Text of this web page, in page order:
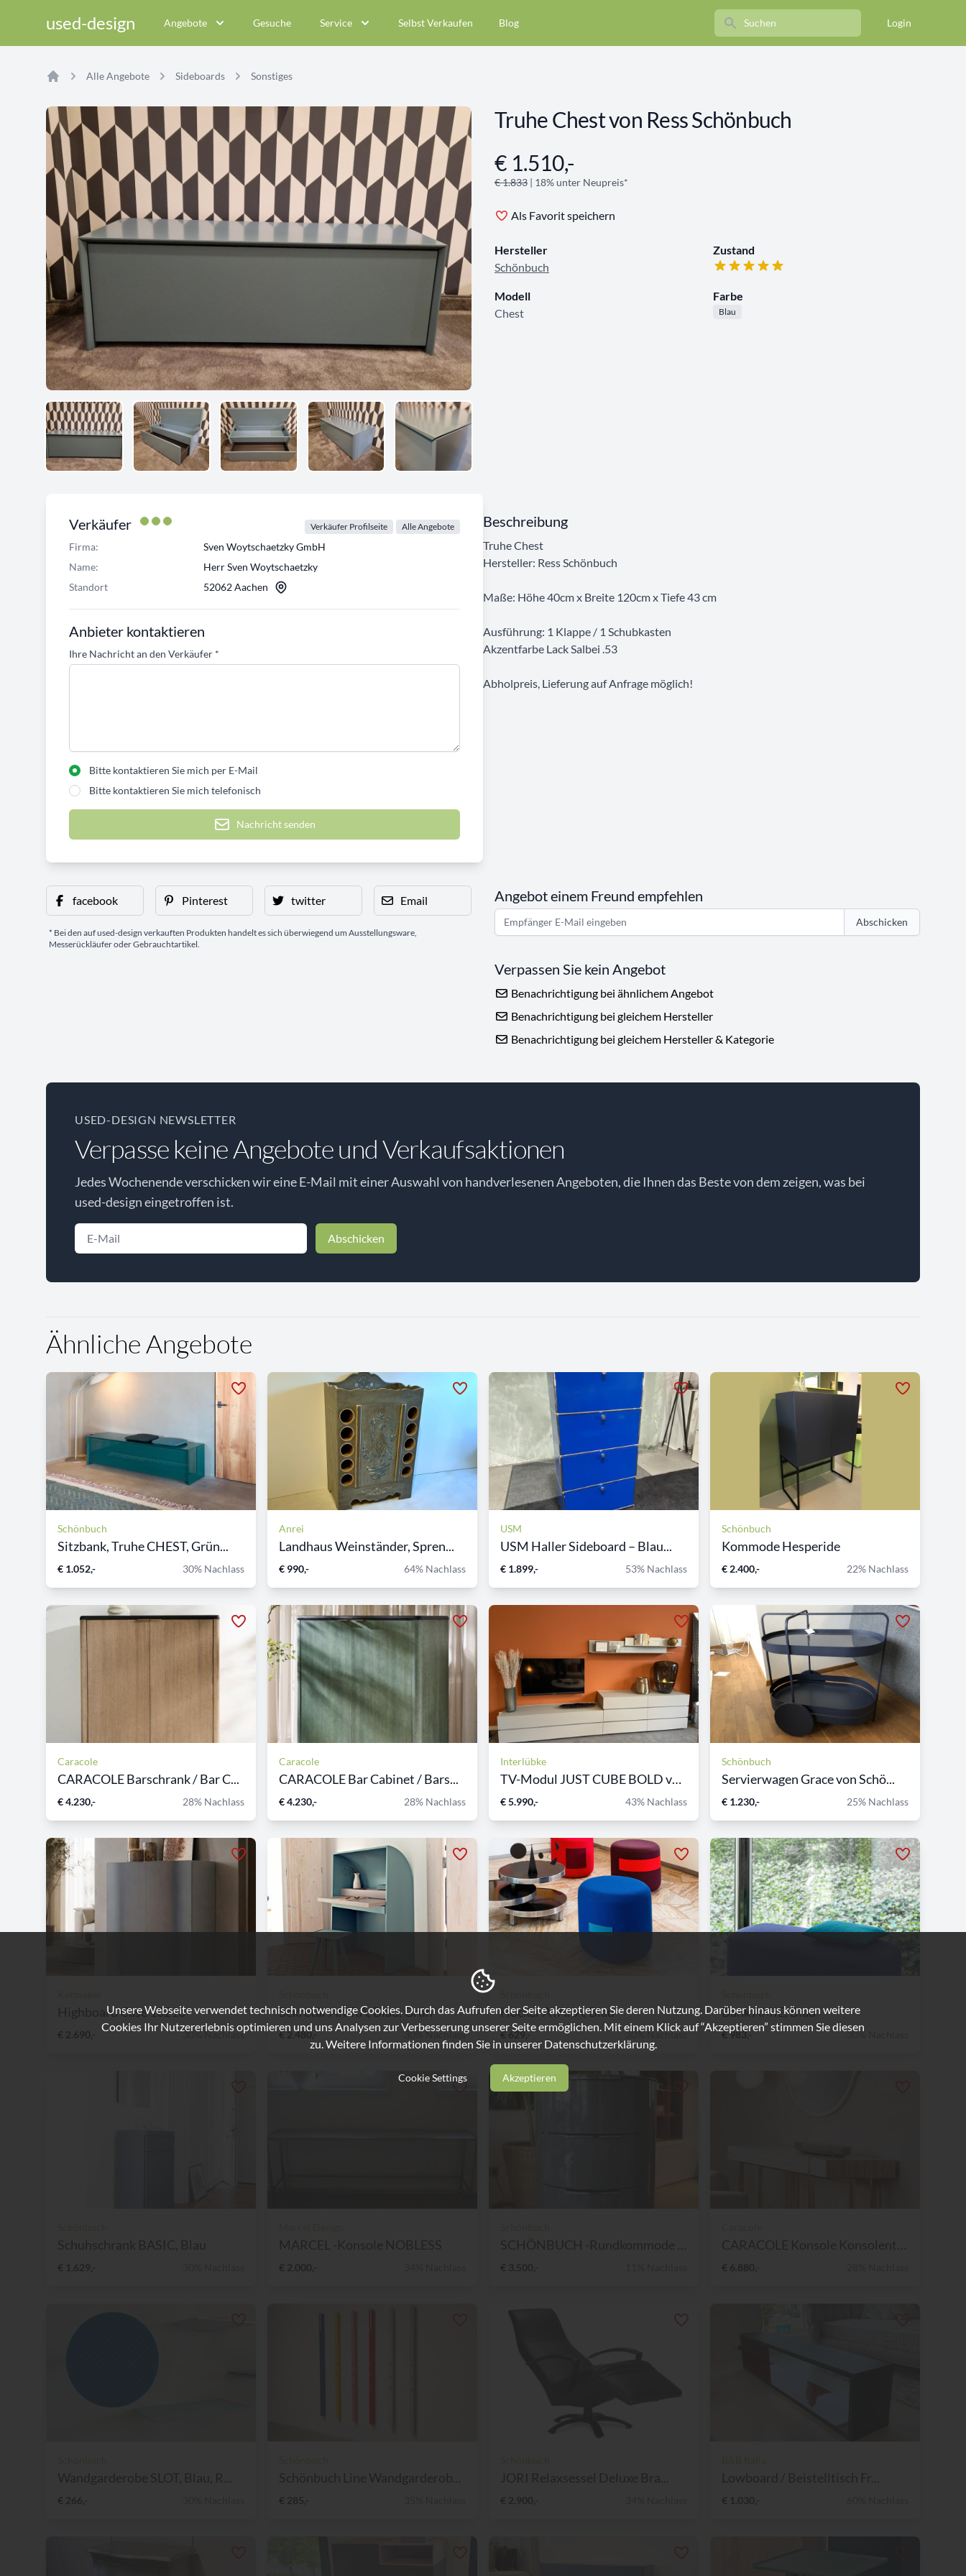
used-design Angebote Gesuche Service Selbst Verkaufen Blog Search Login
Alle Angebote Sideboards Sonstiges
Truhe Chest von Ress Schönbuch
Angebotsinformationen
€ 1.510,-
€ 1.833 | 18% unter Neupreis*
Als Favorit speichern
Hersteller
Schönbuch
Zustand
Modell
Chest
Farbe
Blau
Verkäufer Verkäufer Profilseite Alle Angebote
Firma:
Sven Woytschaetzky GmbH
Name:
Herr Sven Woytschaetzky
Standort
52062 Aachen
Anbieter kontaktieren
Ihre Nachricht an den Verkäufer *
Bitte kontaktieren Sie mich per E-Mail
Bitte kontaktieren Sie mich telefonisch
Nachricht senden
Beschreibung
Truhe Chest
Hersteller: Ress Schönbuch
Maße: Höhe 40cm x Breite 120cm x Tiefe 43 cm
Ausführung: 1 Klappe / 1 Schubkasten
Akzentfarbe Lack Salbei .53
Abholpreis, Lieferung auf Anfrage möglich!
facebook Pinterest twitter Email
* Bei den auf used-design verkauften Produkten handelt es sich überwiegend um Ausstellungsware,
Messerückläufer oder Gebrauchtartikel.
Angebot einem Freund empfehlen
Abschicken
Verpassen Sie kein Angebot
Benachrichtigung bei ähnlichem Angebot
Benachrichtigung bei gleichem Hersteller
Benachrichtigung bei gleichem Hersteller & Kategorie
USED-DESIGN NEWSLETTER
Verpasse keine Angebote und Verkaufsaktionen
Jedes Wochenende verschicken wir eine E-Mail mit einer Auswahl von handverlesenen Angeboten, die Ihnen das Beste von dem zeigen, was bei
used-design eingetroffen ist.
Abschicken
Ähnliche Angebote
Schönbuch
Sitzbank, Truhe CHEST, Grün...
€ 1.052,- 30% Nachlass
Anrei
Landhaus Weinständer, Spren...
€ 990,- 64% Nachlass
USM
USM Haller Sideboard – Blau...
€ 1.899,- 53% Nachlass
Schönbuch
Kommode Hesperide
€ 2.400,- 22% Nachlass
Caracole
CARACOLE Barschrank / Bar C...
€ 4.230,- 28% Nachlass
Caracole
CARACOLE Bar Cabinet / Bars...
€ 4.230,- 28% Nachlass
Interlübke
TV-Modul JUST CUBE BOLD von...
€ 5.990,- 43% Nachlass
Schönbuch
Servierwagen Grace von Schö...
€ 1.230,- 25% Nachlass
Highboard Case 10210
€ 2.690,- 30% Nachlass
Sekretär AKIRA, Blau, Grün
€ 2.480,- 30% Nachlass
Hocker AYAKA, Blau
€ 629,- 30% Nachlass
Bank AMIE, Blau
€ 983,- 30% Nachlass
Unsere Webseite verwendet technisch notwendige Cookies. Durch das Aufrufen der Seite akzeptieren Sie deren Nutzung. Darüber hinaus können weitere
Cookies Ihr Nutzererlebnis optimieren und uns Analysen zur Verbesserung unserer Seite ermöglichen. Mit einem Klick auf “Akzeptieren” stimmen Sie diesen
zu. Weitere Informationen finden Sie in unserer Datenschutzerklärung.
Cookie Settings Akzeptieren